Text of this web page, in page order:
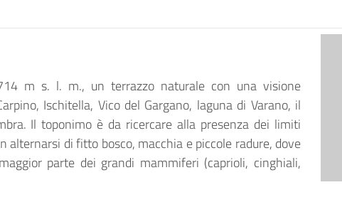
m s. l. m., un terrazzo naturale con una visione
Ischitella, Vico del Gargano, laguna di Varano, il
Il toponimo è da ricercare alla presenza dei limiti
alternarsi di fitto bosco, macchia e piccole radure, dove
parte dei grandi mammiferi (caprioli, cinghiali,